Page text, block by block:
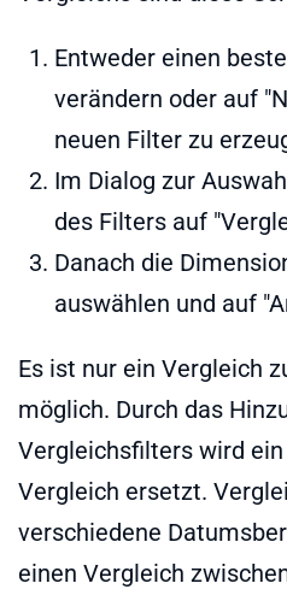
Entweder einen
verändern oder auf
neuen Filter zu
Im Dialog zur
des Filters auf
Danach die
auswählen und auf
Es ist nur ein Vergleich
möglich. Durch das
Vergleichsfilters wird
Vergleich ersetzt.
verschiedene
einen Vergleich